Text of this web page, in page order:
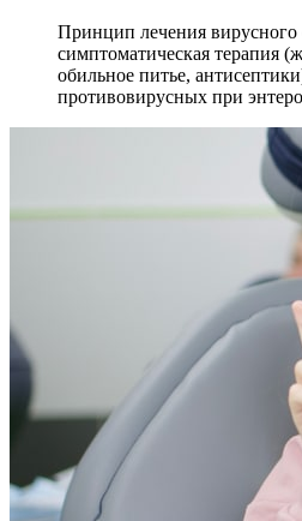
Принцип лечения
симптоматическая терапия
обильное питье,
противовирусных при